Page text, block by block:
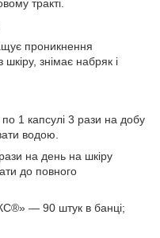
тракті.
проникнення
шкіру, знімає набряк і
1 капсулі 3 рази на добу
водою.
на день на шкіру
до повного
— 90 штук в банці;